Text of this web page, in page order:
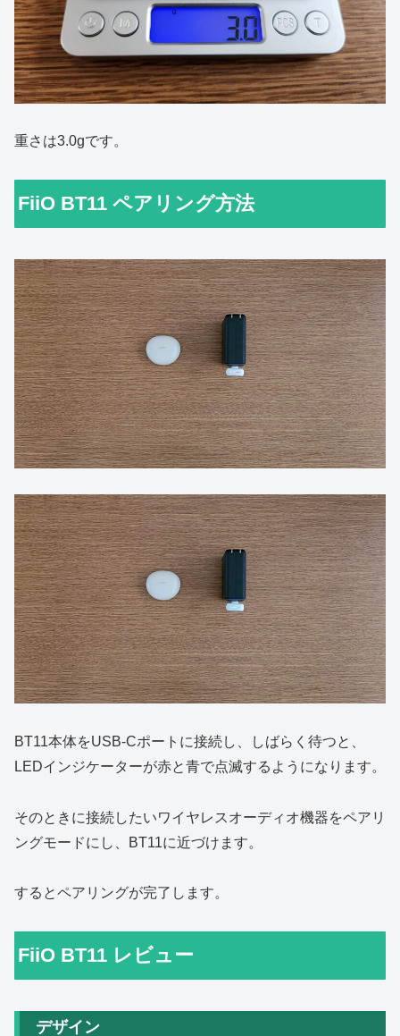
重さは3.0gです。
FiiO BT11 ペアリング方法
BT11本体をUSB-Cポートに接続し、しばらく待つと、
LEDインジケーターが赤と青で点滅するようになります。
そのときに接続したいワイヤレスオーディオ機器をペアリ
ングモードにし、BT11に近づけます。
するとペアリングが完了します。
FiiO BT11 レビュー
デザイン